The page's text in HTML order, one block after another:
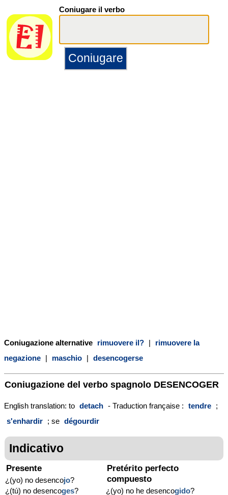
Coniugare il verbo
Coniugazione alternative rimuovere il? |
rimuovere la
negazione | maschio | desencogerse
Coniugazione del verbo spagnolo DESENCOGER
English translation: to detach - Traduction française : tendre ;
s'enhardir ; se dégourdir
Indicativo
Presente
¿(yo) no desencojo?
¿(tú) no desencoges?
Pretérito perfecto
compuesto
¿(yo) no he desencogido?